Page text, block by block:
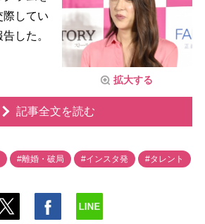
拡大する
際してい
した。
記事全文を読む
#離婚・破局 #インスタ発 #タレント